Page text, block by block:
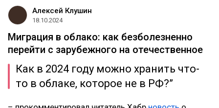
Алексей Клушин
18.10.2024
Миграция в облако: как безболезненно
перейти с зарубежного на отечественное
Как в 2024 году можно хранить что-
то в облаке, которое не в РФ?”